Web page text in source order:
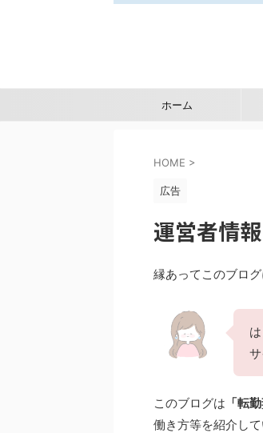
ホーム
HOME >
広告
運営者情報
縁あってこのブロ
このブログは 「転
働き方等を紹介して